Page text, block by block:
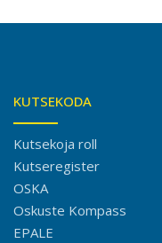
KUTSEKODA
Kutsekoja roll
Kutseregister
OSKA
Oskuste Kompass
EPALE